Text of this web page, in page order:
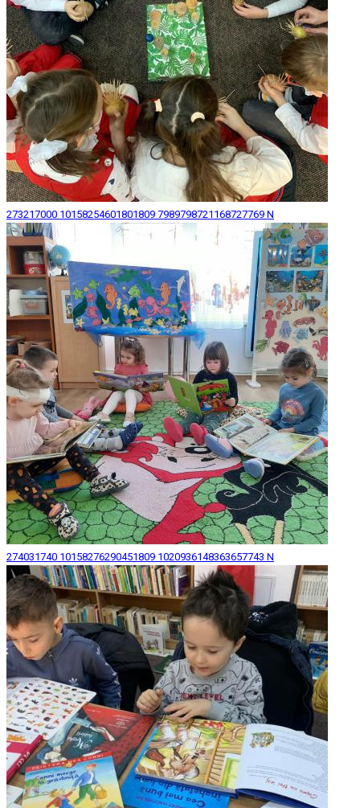
273217000 10158254601801809 7989798721168727769 N
274031740 10158276290451809 1020936148363657743 N